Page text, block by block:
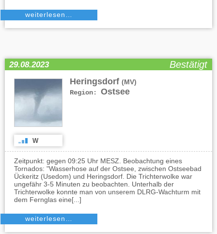
weiterlesen…
29.08.2023 Bestätigt
Heringsdorf (MV)
Region: Ostsee
W
Zeitpunkt: gegen 09:25 Uhr MESZ. Beobachtung eines
Tornados: "Wasserhose auf der Ostsee, zwischen Ostseebad
Ückeritz (Usedom) und Heringsdorf. Die Trichterwolke war
ungefähr 3-5 Minuten zu beobachten. Unterhalb der
Trichterwolke konnte man von unserem DLRG-Wachturm mit
dem Fernglas eine[...]
weiterlesen…